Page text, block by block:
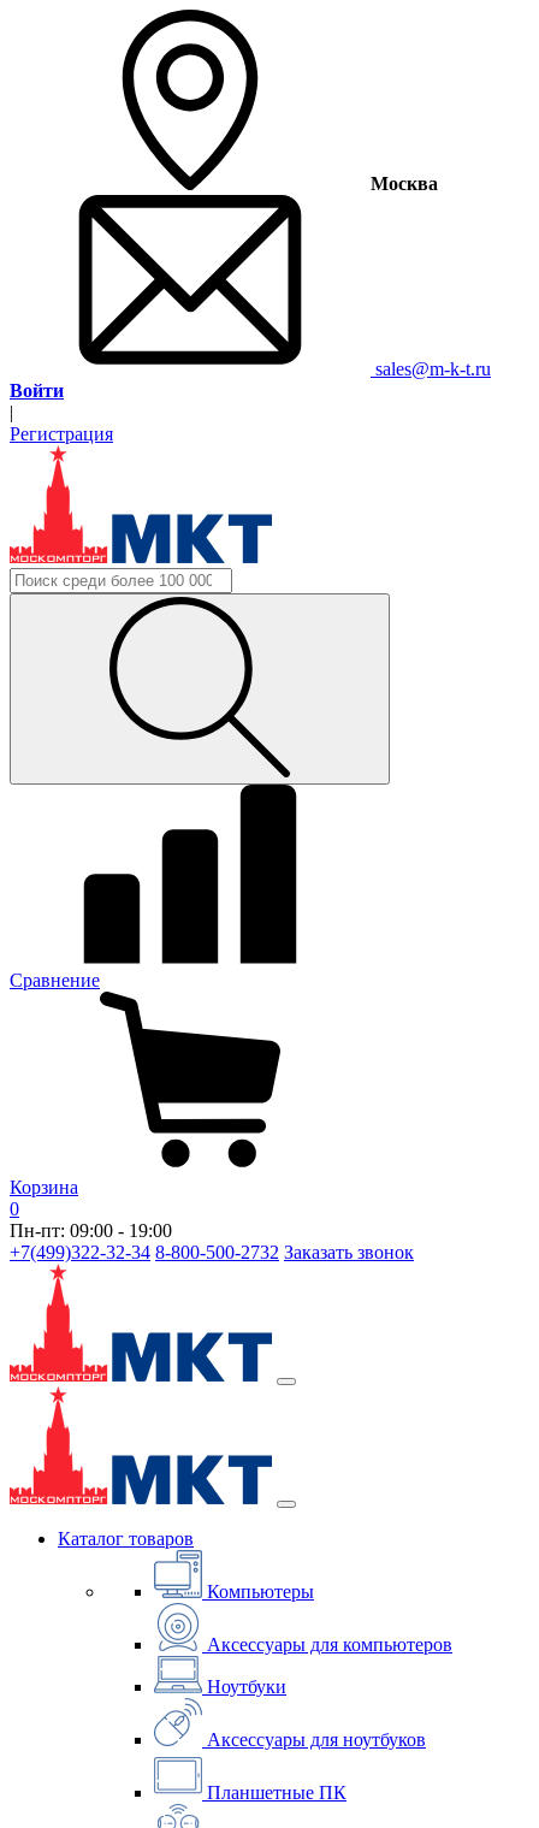
Москва
sales@m-k-t.ru
Войти
|
Регистрация
Сравнение
Корзина
0
Пн-пт: 09:00 - 19:00
+7(499)322-32-34 8-800-500-2732 Заказать звонок
Каталог товаров
Компьютеры
Аксессуары для компьютеров
Ноутбуки
Аксессуары для ноутбуков
Планшетные ПК